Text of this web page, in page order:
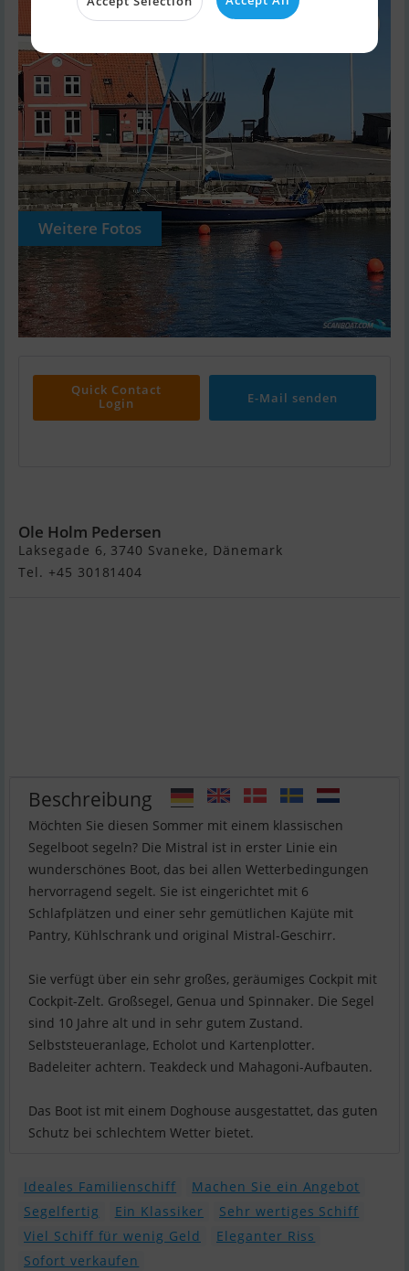
Weitere Fotos
Quick Contact
Login
E-Mail senden
Ole Holm Pedersen
Laksegade 6, 3740 Svaneke, Dänemark
Tel. +45 30181404
Beschreibung
Möchten Sie diesen Sommer mit einem klassischen
Segelboot segeln? Die Mistral ist in erster Linie ein
wunderschönes Boot, das bei allen Wetterbedingungen
hervorragend segelt. Sie ist eingerichtet mit 6
Schlafplätzen und einer sehr gemütlichen Kajüte mit
Pantry, Kühlschrank und original Mistral-Geschirr.
Sie verfügt über ein sehr großes, geräumiges Cockpit mit
Cockpit-Zelt. Großsegel, Genua und Spinnaker. Die Segel
sind 10 Jahre alt und in sehr gutem Zustand.
Selbststeueranlage, Echolot und Kartenplotter.
Badeleiter achtern. Teakdeck und Mahagoni-Aufbauten.
Das Boot ist mit einem Doghouse ausgestattet, das guten
Schutz bei schlechtem Wetter bietet.
Ideales Familienschiff
Machen Sie ein Angebot
Segelfertig
Ein Klassiker
Sehr wertiges Schiff
Viel Schiff für wenig Geld
Eleganter Riss
Sofort verkaufen